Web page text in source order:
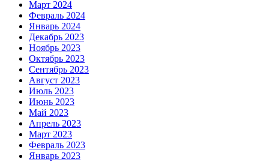
Март 2024
Февраль 2024
Январь 2024
Декабрь 2023
Ноябрь 2023
Октябрь 2023
Сентябрь 2023
Август 2023
Июль 2023
Июнь 2023
Май 2023
Апрель 2023
Март 2023
Февраль 2023
Январь 2023